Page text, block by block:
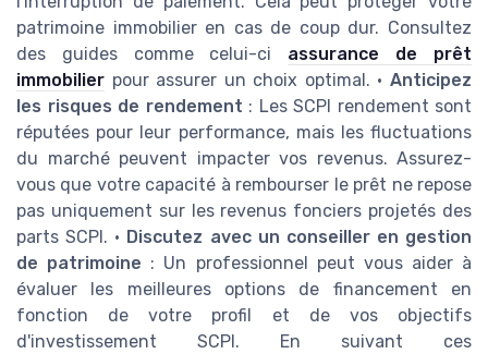
patrimoine immobilier en cas de coup dur. Consultez
des guides comme celui-ci assurance de prêt
immobilier pour assurer un choix optimal. • Anticipez
les risques de rendement : Les SCPI rendement sont
réputées pour leur performance, mais les fluctuations
du marché peuvent impacter vos revenus. Assurez-
vous que votre capacité à rembourser le prêt ne repose
pas uniquement sur les revenus fonciers projetés des
parts SCPI. • Discutez avec un conseiller en gestion
de patrimoine : Un professionnel peut vous aider à
évaluer les meilleures options de financement en
fonction de votre profil et de vos objectifs
d'investissement SCPI. En suivant ces